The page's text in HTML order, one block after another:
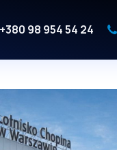
+380 98 954 54 24